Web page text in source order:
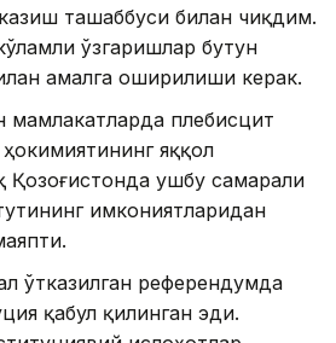
ташаббуси билан чиқдим.
ўзгаришлар бутун
амалга оширилиши керак.
мамлакатларда плебисцит
яққол
Қозоғистонда ушбу самарали
имкониятларидан
ўтказилган референдумда
қабул қилинган эди.